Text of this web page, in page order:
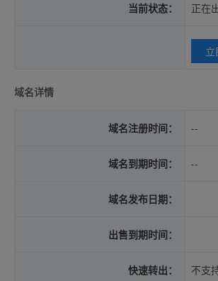
当前状态： 正在
立
域名详情
域名注册时间： --
域名到期时间： --
域名发布日期：
出售到期时间：
快速转出： 不支